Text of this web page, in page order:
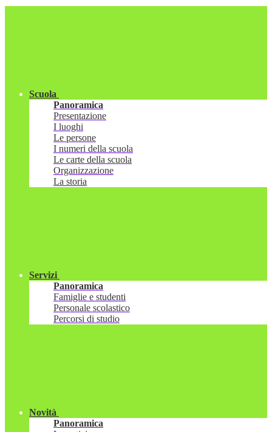
Scuola
Panoramica
Presentazione
I luoghi
Le persone
I numeri della scuola
Le carte della scuola
Organizzazione
La storia
Servizi
Panoramica
Famiglie e studenti
Personale scolastico
Percorsi di studio
Novità
Panoramica